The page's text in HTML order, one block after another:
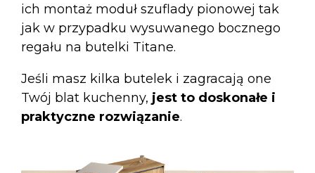
ich montaż moduł szuflady pionowej tak
jak w przypadku wysuwanego bocznego
regału na butelki Titane.
Jeśli masz kilka butelek i zagracają one
Twój blat kuchenny, jest to doskonałe i
praktyczne rozwiązanie.